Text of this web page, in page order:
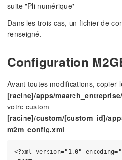
suite "Pli numérique"
Dans les trois cas, un fichier de
renseigné.
Configuration
Avant toutes modifications, copier
[racine]/apps/
votre custom
[racine]/custom/[custom_id]/
m2m_config.xml
<?xml version="1.0"